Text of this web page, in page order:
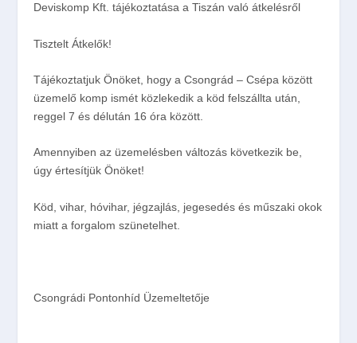
Deviskomp Kft. tájékoztatása a Tiszán való átkelésről
Tisztelt Átkelők!
Tájékoztatjuk Önöket, hogy a Csongrád – Csépa között
üzemelő komp ismét közlekedik a köd felszállta után,
reggel 7 és délután 16 óra között.
Amennyiben az üzemelésben változás következik be,
úgy értesítjük Önöket!
Köd, vihar, hóvihar, jégzajlás, jegesedés és műszaki okok
miatt a forgalom szünetelhet.
Csongrádi Pontonhíd Üzemeltetője